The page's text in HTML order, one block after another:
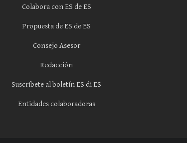
Colabora con ES de ES
Propuesta de ES de ES
Consejo Asesor
Redacción
Suscríbete al boletín ES di ES
Entidades colaboradoras